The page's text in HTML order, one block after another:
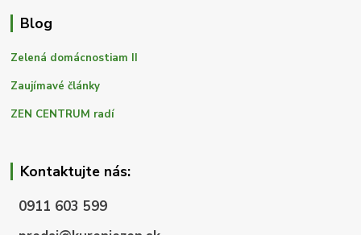
Blog
Zelená domácnostiam II
Zaujímavé články
ZEN CENTRUM radí
Kontaktujte nás:
0911 603 599